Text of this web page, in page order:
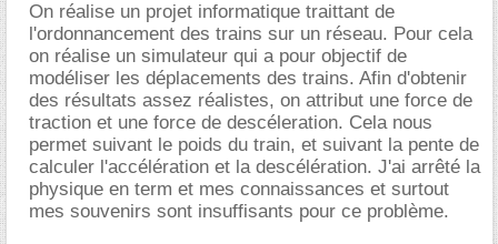
On réalise un projet informatique traittant de
l'ordonnancement des trains sur un réseau. Pour cela
on réalise un simulateur qui a pour objectif de
modéliser les déplacements des trains. Afin d'obtenir
des résultats assez réalistes, on attribut une force de
traction et une force de descéleration. Cela nous
permet suivant le poids du train, et suivant la pente de
calculer l'accélération et la descélération. J'ai arrêté la
physique en term et mes connaissances et surtout
mes souvenirs sont insuffisants pour ce problème.